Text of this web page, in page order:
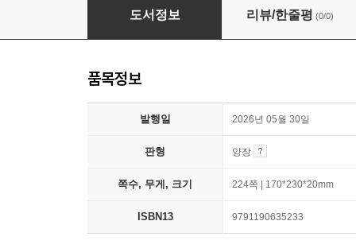
지적인 정원사를 위한 원예 상식 백과
도서정보 리뷰/한줄평 (0/0)
품목정보
발행일 2026년 05월 30일
판형 양장
쪽수, 무게, 크기 224쪽 | 170*230*20mm
ISBN13 9791190635233